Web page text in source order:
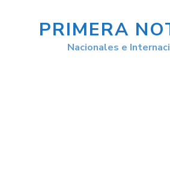
PRIMERA
Nacionales e